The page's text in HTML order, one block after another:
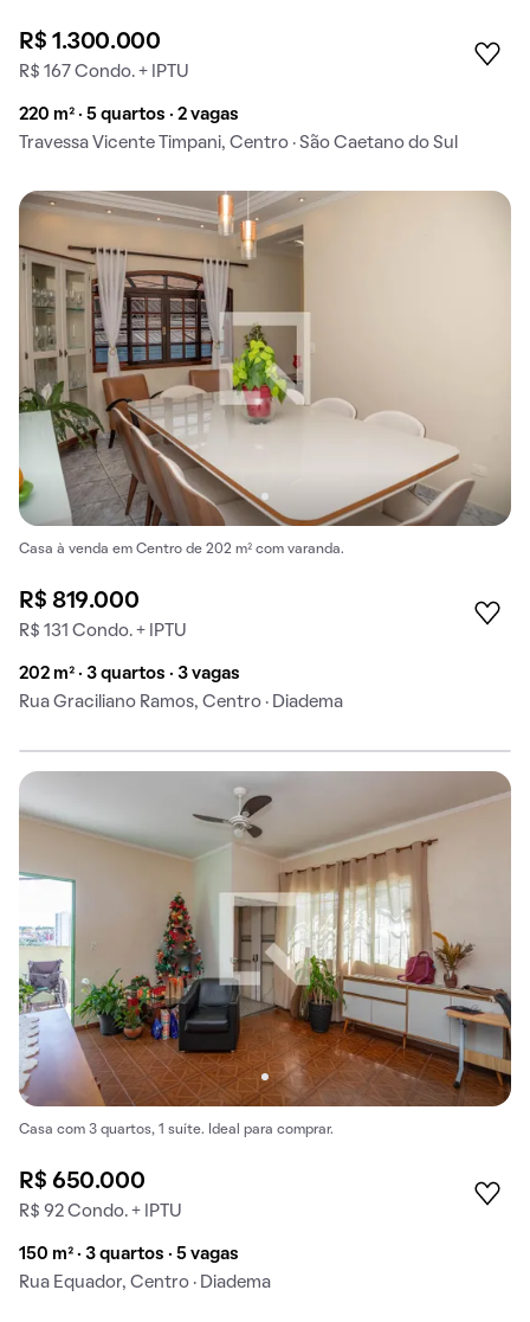
R$ 1.300.000
R$ 167 Condo. + IPTU
220 m² · 5 quartos · 2 vagas
Travessa Vicente Timpani, Centro · São Caetano do Sul
Casa à venda em Centro de 202 m² com varanda.
R$ 819.000
R$ 131 Condo. + IPTU
202 m² · 3 quartos · 3 vagas
Rua Graciliano Ramos, Centro · Diadema
Casa com 3 quartos, 1 suíte. Ideal para comprar.
R$ 650.000
R$ 92 Condo. + IPTU
150 m² · 3 quartos · 5 vagas
Rua Equador, Centro · Diadema